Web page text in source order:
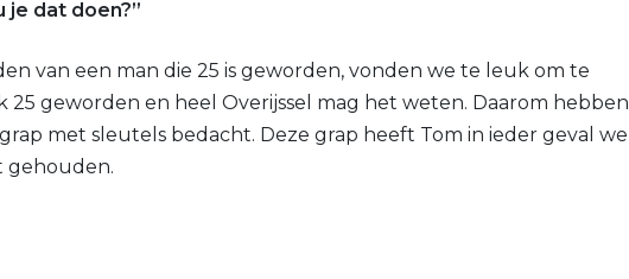
je dat doen?”
van een man die 25 is geworden, vonden we te leuk om te
25 geworden en heel Overijssel mag het weten. Daarom hebben
met sleutels bedacht. Deze grap heeft Tom in ieder geval wel
gehouden.